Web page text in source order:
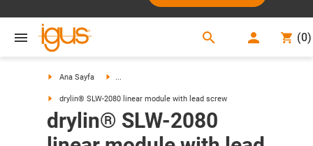
search (0)
Ana Sayfa ...
drylin® SLW-2080 linear module with lead screw
drylin® SLW-2080